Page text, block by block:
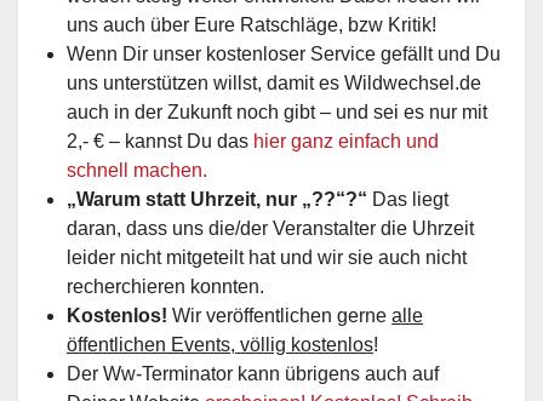
uns auch über Eure Ratschläge, bzw Kritik!
Wenn Dir unser kostenloser Service gefällt und Du
uns unterstützen willst, damit es Wildwechsel.de
auch in der Zukunft noch gibt – und sei es nur mit
2,- € – kannst Du das hier ganz einfach und
schnell machen.
„Warum statt Uhrzeit, nur „??“?“ Das liegt
daran, dass uns die/der Veranstalter die Uhrzeit
leider nicht mitgeteilt hat und wir sie auch nicht
recherchieren konnten.
Kostenlos! Wir veröffentlichen gerne alle
öffentlichen Events, völlig kostenlos!
Der Ww-Terminator kann übrigens auch auf
Deiner Website erscheinen! Kostenlos! Schreib